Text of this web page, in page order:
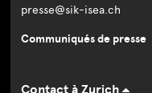
presse@sik-isea.ch
Communiqués de presse
Contact à Zurich